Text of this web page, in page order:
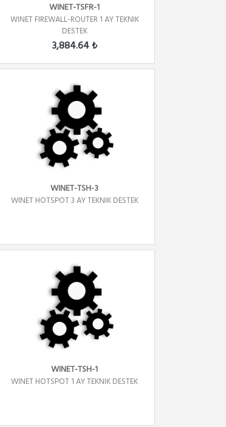
WINET-TSFR-1
WINET FIREWALL-ROUTER 1 AY TEKNIK
DESTEK
3,884.64 ₺
WINET-TSH-3
WINET HOTSPOT 3 AY TEKNIK DESTEK
WINET-TSH-1
WINET HOTSPOT 1 AY TEKNIK DESTEK